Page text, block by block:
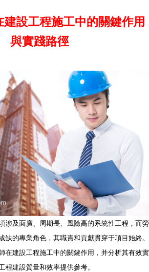
設工程施工中的關鍵作用
與實踐路徑
涉及面廣、周期長、風險高的系統性工程，而勞
缺的專業角色，其職責和貢獻貫穿于項目始終。
在建設工程施工中的關鍵作用，并分析其有效實
程建設質量和效率提供參考。